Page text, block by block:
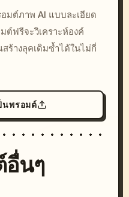
c, cyberpunk sunset, neon
colors, 8k --v 6.0
มต์ภาพ AI แบบละเอียด
ต์ฟรีจะวิเคราะห์องค์
ร้างลุคเดิมซ้ำได้ในไม่กี่
นพรอมต์
อื่นๆ